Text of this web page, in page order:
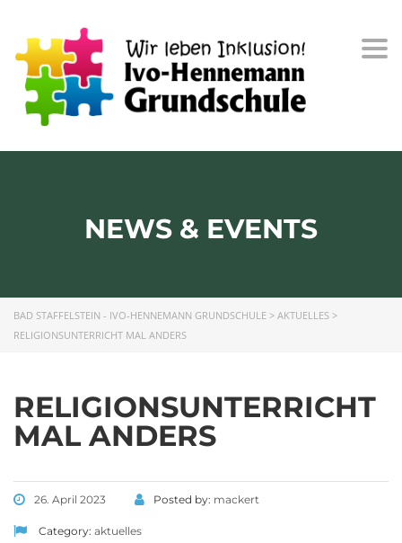
NEWS & EVENTS
BAD STAFFELSTEIN - IVO-HENNEMANN GRUNDSCHULE > AKTUELLES >
RELIGIONSUNTERRICHT MAL ANDERS
RELIGIONSUNTERRICHT
MAL ANDERS
26. April 2023 Posted by: mackert
Category: aktuelles